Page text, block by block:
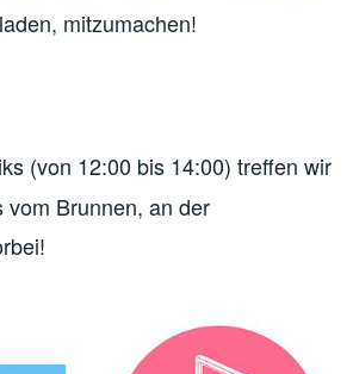
mitzumachen!
(von 12:00 bis 14:00) treffen wir
Brunnen, an der